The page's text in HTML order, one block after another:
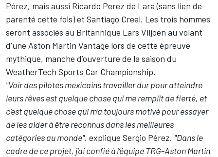
Pérez, mais aussi Ricardo Perez de Lara (sans lien de
parenté cette fois) et Santiago Creel. Les trois hommes
seront associés au Britannique Lars Viljoen au volant
d’une Aston Martin Vantage lors de cette épreuve
mythique, manche d’ouverture de la saison du
WeatherTech Sports Car Championship.
"Voir des pilotes mexicains travailler dur pour atteindre
leurs rêves est quelque chose qui me remplit de fierté, et
c’est quelque chose qui m’a toujours motivé pour essayer
de les aider à être reconnus dans les meilleures
catégories au monde", explique Sergio Pérez. "Dans le
cadre de ce projet, j’ai confié à l’équipe TRG-Aston Martin